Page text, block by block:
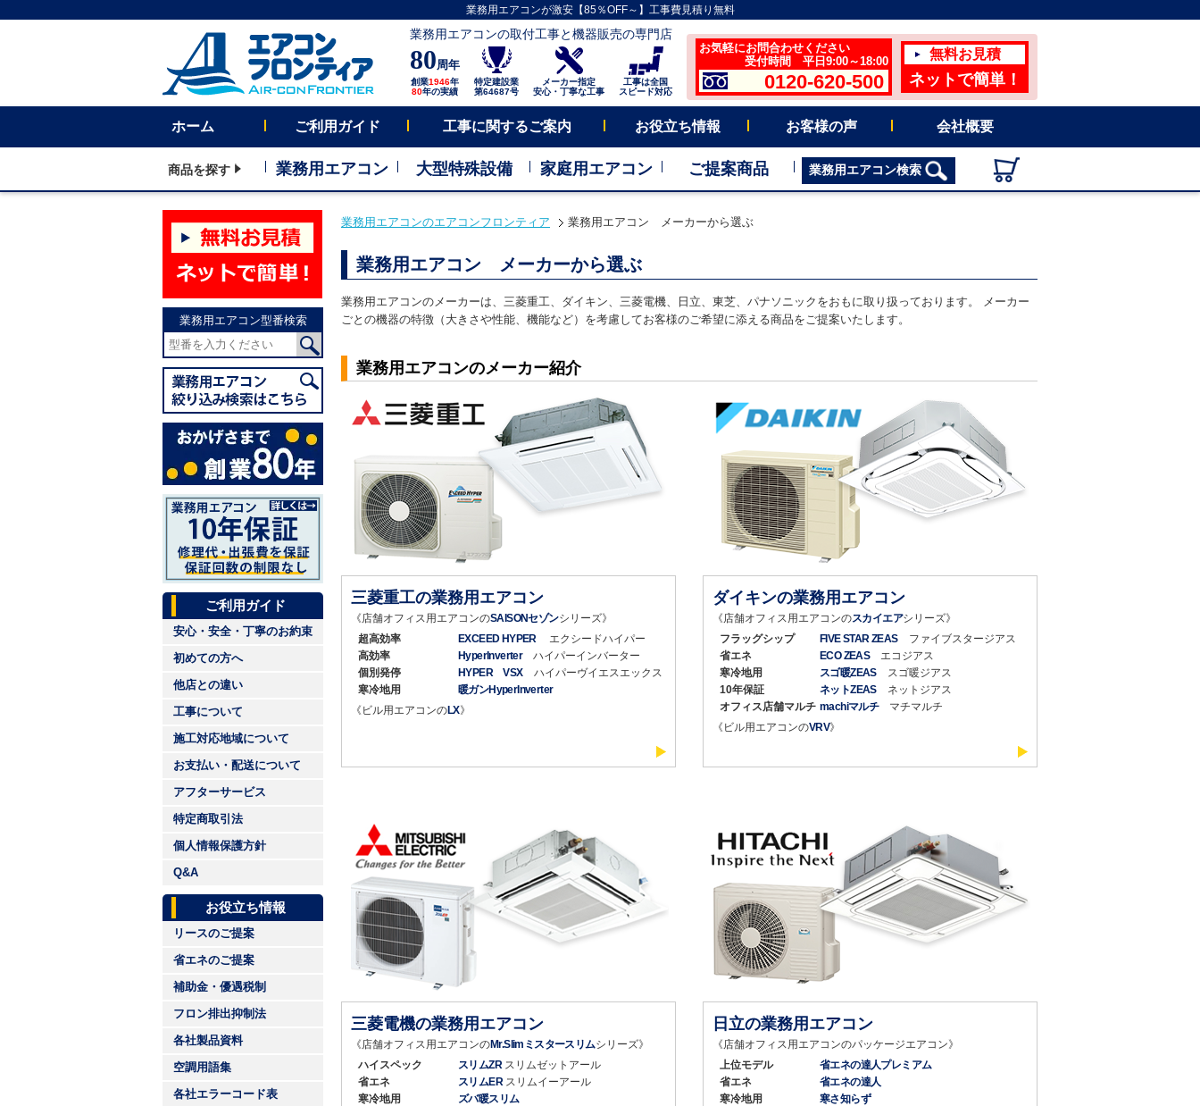
業務用エアコンが激安【85％OFF～】工事費見積り無料
業務用エアコンの取付工事と機器販売の専門店
80周年
創業1946年
80年の実績
特定建設業
第64687号
メーカー指定
安心・丁寧な工事
工事は全国
スピード対応
お気軽にお問合わせください
受付時間 平日9:00～18:00
0120-620-500
無料お見積
ネットで簡単！
ホーム ご利用ガイド 工事に関するご案内 お役立ち情報 お客様の声 会社概要
商品を探す 業務用エアコン 大型特殊設備 家庭用エアコン ご提案商品 業務用エアコン検索
業務用エアコン型番検索
ご利用ガイド
安心・安全・丁寧のお約束
初めての方へ
他店との違い
工事について
施工対応地域について
お支払い・配送について
アフターサービス
特定商取引法
個人情報保護方針
Q&A
お役立ち情報
リースのご提案
省エネのご提案
補助金・優遇税制
フロン排出抑制法
各社製品資料
空調用語集
各社エラーコード表
業務用エアコンのエアコンフロンティア 業務用エアコン メーカーから選ぶ
業務用エアコン メーカーから選ぶ
業務用エアコンのメーカーは、三菱重工、ダイキン、三菱電機、日立、東芝、パナソニックをおもに取り扱っております。 メーカー
ごとの機器の特徴（大きさや性能、機能など）を考慮してお客様のご希望に添える商品をご提案いたします。
業務用エアコンのメーカー紹介
三菱重工の業務用エアコン
《店舗オフィス用エアコンのSAISONセゾンシリーズ》
超高効率
EXCEED HYPER
エクシードハイパー
高効率
HyperInverterハイパーインバーター
個別発停
HYPER VSXハイパーヴイエスエックス
寒冷地用
暖ガンHyperInverter
《ビル用エアコンのLX》
ダイキンの業務用エアコン
《店舗オフィス用エアコンのスカイエアシリーズ》
フラッグシップ
FIVE STAR ZEASファイブスタージアス
省エネ
ECO ZEASエコジアス
寒冷地用
スゴ暖ZEASスゴ暖ジアス
10年保証
ネットZEASネットジアス
オフィス店舗マルチ machiマルチマチマルチ
《ビル用エアコンのVRV》
三菱電機の業務用エアコン
《店舗オフィス用エアコンのMr.Slimミスタースリムシリーズ》
ハイスペック
スリムZRスリムゼットアール
省エネ
スリムERスリムイーアール
寒冷地用
ズバ暖スリム
日立の業務用エアコン
《店舗オフィス用エアコンのパッケージエアコン》
上位モデル
省エネの達人プレミアム
省エネ
省エネの達人
寒冷地用
寒さ知らず